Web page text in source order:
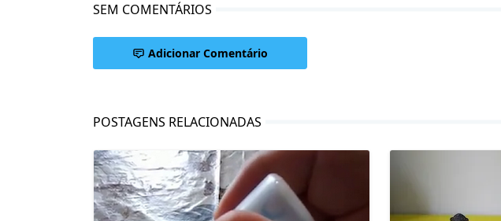
SEM COMENTÁRIOS
Adicionar Comentário
POSTAGENS RELACIONADAS